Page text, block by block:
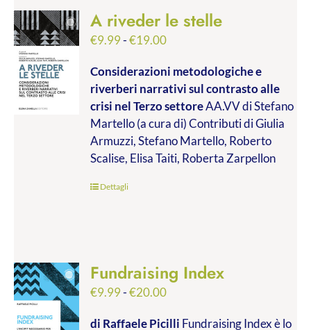
A riveder le stelle
€9.99-€19.00Fascia
prezzo:
da
€9.99
a
€19.00
Considerazioni metodologiche e
riverberi narrativi sul contrasto alle
crisi nel Terzo settoreAA.VV di Stefano
Martello (a cura di) Contributi di Giulia
Armuzzi, Stefano Martello, Roberto
Scalise, Elisa Taiti, Roberta Zarpellon
Dettagli
Fundraising Index
€9.99-€20.00Fascia
prezzo:
di Raffaele Picilli Fundraising Index è lo